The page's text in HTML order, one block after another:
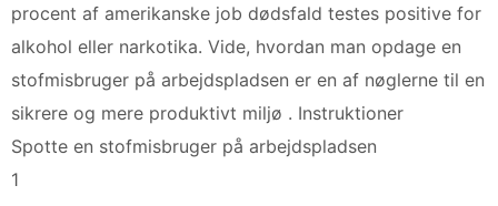
procent af amerikanske job dødsfald testes positive for
alkohol eller narkotika. Vide, hvordan man opdage en
stofmisbruger på arbejdspladsen er en af ​​nøglerne til en
sikrere og mere produktivt miljø . Instruktioner
Spotte en stofmisbruger på arbejdspladsen
1